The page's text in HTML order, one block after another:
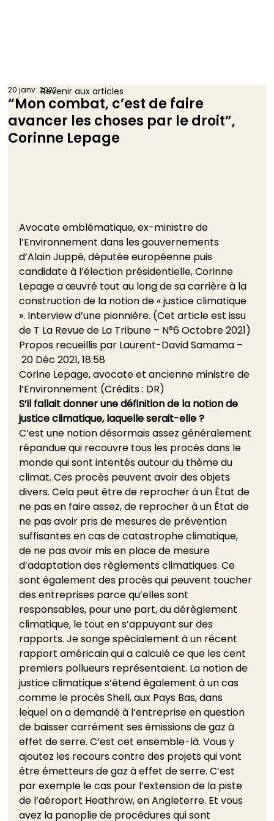
“Mon combat, c’est de faire
avancer les choses par le droit”,
Corinne Lepage
20 janv. 2022
Avocate emblématique, ex-ministre de
l’Environnement dans les gouvernements
d’Alain Juppé, députée européenne puis
candidate à l’élection présidentielle, Corinne
Lepage a œuvré tout au long de sa carrière à la
construction de la notion de « justice climatique
». Interview d’une pionnière. (Cet article est issu
de T La Revue de La Tribune – N°6 Octobre 2021)
Propos recueillis par Laurent-David Samama –
20 Déc 2021, 18:58
Corine Lepage, avocate et ancienne ministre de
l’Environnement (Crédits : DR)
S’il fallait donner une définition de la notion de
justice climatique, laquelle serait-elle ?
C’est une notion désormais assez généralement
répandue qui recouvre tous les procès dans le
monde qui sont intentés autour du thème du
climat. Ces procès peuvent avoir des objets
divers. Cela peut être de reprocher à un État de
ne pas en faire assez, de reprocher à un État de
ne pas avoir pris de mesures de prévention
suffisantes en cas de catastrophe climatique,
de ne pas avoir mis en place de mesure
d’adaptation des règlements climatiques. Ce
sont également des procès qui peuvent toucher
des entreprises parce qu’elles sont
responsables, pour une part, du dérèglement
climatique, le tout en s’appuyant sur des
rapports. Je songe spécialement à un récent
rapport américain qui a calculé ce que les cent
premiers pollueurs représentaient. La notion de
justice climatique s’étend également à un cas
comme le procès Shell, aux Pays Bas, dans
lequel on a demandé à l’entreprise en question
de baisser carrément ses émissions de gaz à
effet de serre. C’est cet ensemble-là. Vous y
ajoutez les recours contre des projets qui vont
être émetteurs de gaz à effet de serre. C’est
par exemple le cas pour l’extension de la piste
de l’aéroport Heathrow, en Angleterre. Et vous
avez la panoplie de procédures qui sont
Revenir aux articles